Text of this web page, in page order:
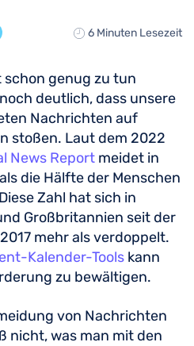
6 Minuten Lesezeit
schon genug zu tun
deutlich, dass unsere
Nachrichten auf
stoßen. Laut dem 2022
News Report meidet in
die Hälfte der Menschen
Zahl hat sich in
Großbritannien seit der
mehr als verdoppelt.
Kalender-Tools kann
zu bewältigen.
von Nachrichten
nicht, was man mit den